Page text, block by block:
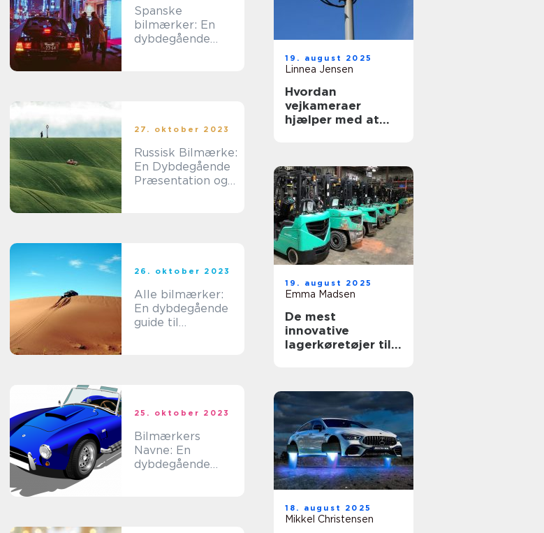
Spanske
bilmærker: En
dybdegående
27. oktober 2023
Russisk Bilmærke:
En Dybdegående
Præsentation og
26. oktober 2023
Alle bilmærker:
En dybdegående
guide til
25. oktober 2023
Bilmærkers
Navne: En
dybdegående
19. august 2025
Linnea Jensen
Hvordan
vejkameraer
hjælper med at
19. august 2025
Emma Madsen
De mest
innovative
lagerkøretøjer til
18. august 2025
Mikkel Christensen